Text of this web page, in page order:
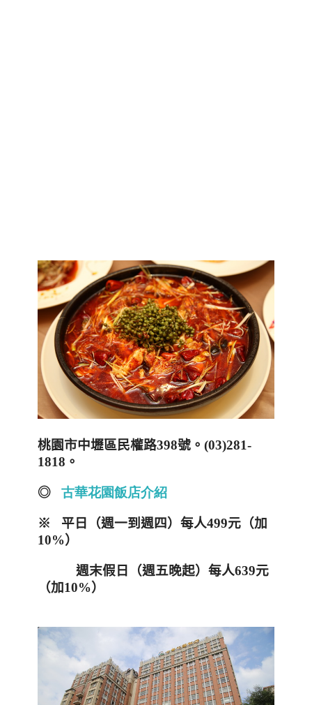
桃園市中壢區民權路398號。 (03)281-
1818 。
◎ 古華花園飯店介紹
※ 平日（週一到週四）每人499元（加
10%）
週末假日（週五晚起）每人639元
（加10%）